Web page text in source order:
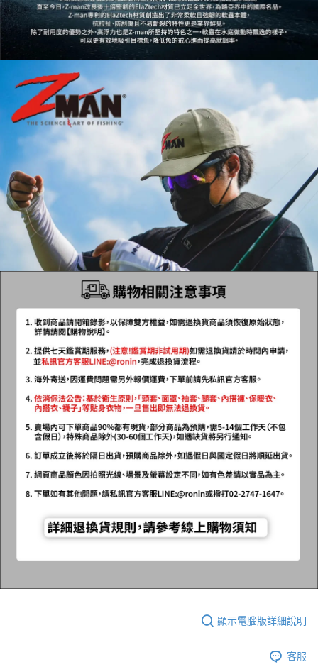
顯示電腦版詳細說明
客服